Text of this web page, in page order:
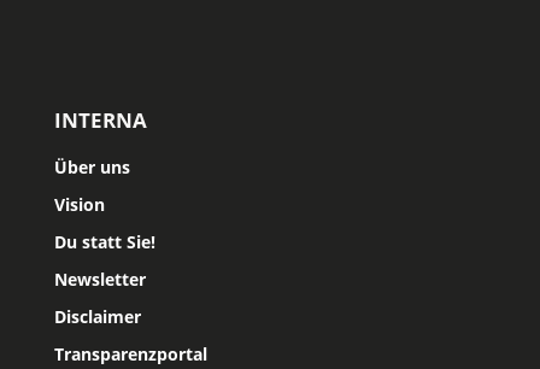
INTERNA
Über uns
Vision
Du statt Sie!
Newsletter
Disclaimer
Transparenzportal